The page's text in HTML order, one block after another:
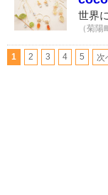
世界
（菊
1 2 3 4 5 次